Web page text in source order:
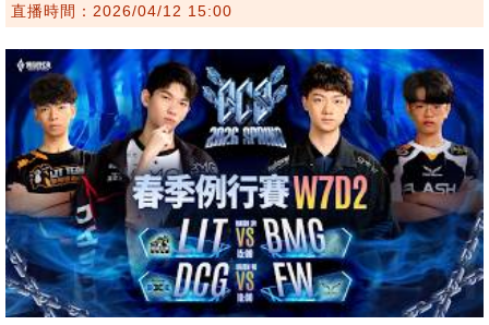
直播時間：2026/04/12 15:00